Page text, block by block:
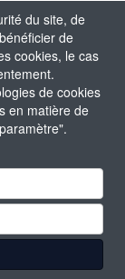
du site, de
de
cookies, le cas
de cookies
en matière de